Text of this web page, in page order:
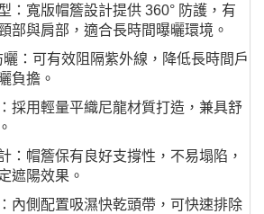
：寬版帽簷設計提供 360° 防護，有
部與肩部，適合長時間曝曬環境。
：可有效阻隔紫外線，降低長時間戶
負擔。
採用輕量平織尼龍材質打造，兼具舒
：帽簷保有良好支撐性，不易塌陷，
遮陽效果。
內側配置吸濕快乾頭帶，可快速排除